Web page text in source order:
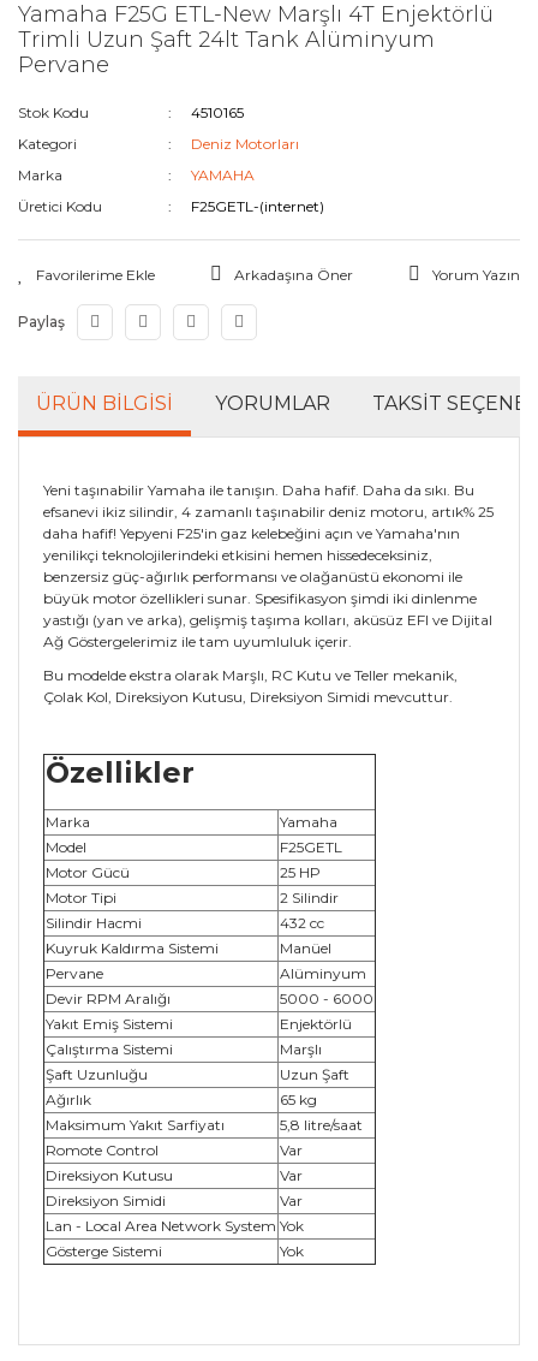
Yamaha F25G ETL-New Marşlı 4T Enjektörlü
Trimli Uzun Şaft 24lt Tank Alüminyum
Pervane
Stok Kodu
4510165
Kategori
Deniz Motorları
Marka
YAMAHA
Üretici Kodu
F25GETL-(internet)
Arkadaşına Öner Yorum Yazın
Paylaş
ÜRÜN BILGISI YORUMLAR TAKSIT
Yeni taşınabilir Yamaha ile tanışın. Daha hafif. Daha da sıkı. Bu
efsanevi ikiz silindir, 4 zamanlı taşınabilir deniz motoru, artık% 25
daha hafif! Yepyeni F25'in gaz kelebeğini açın ve Yamaha'nın
yenilikçi teknolojilerindeki etkisini hemen hissedeceksiniz,
benzersiz güç-ağırlık performansı ve olağanüstü ekonomi ile
büyük motor özellikleri sunar. Spesifikasyon şimdi iki dinlenme
yastığı (yan ve arka), gelişmiş taşıma kolları, aküsüz EFI ve Dijital
Ağ Göstergelerimiz ile tam uyumluluk içerir.
Bu modelde ekstra olarak Marşlı, RC Kutu ve Teller mekanik,
Çolak Kol, Direksiyon Kutusu, Direksiyon Simidi mevcuttur.
Özellikler
Marka
Yamaha
Model
F25GETL
Motor Gücü
25 HP
Motor Tipi
2 Silindir
Silindir Hacmi
432 cc
Kuyruk Kaldırma Sistemi
Manüel
Pervane
Alüminyum
Devir RPM Aralığı
5000 - 6000
Yakıt Emiş Sistemi
Enjektörlü
Çalıştırma Sistemi
Marşlı
Şaft Uzunluğu
Uzun Şaft
Ağırlık
65 kg
Maksimum Yakıt Sarfiyatı
5,8 litre/saat
Romote Control
Var
Direksiyon Kutusu
Var
Direksiyon Simidi
Var
Lan - Local Area Network System Yok
Gösterge Sistemi
Yok
Bu ürünün fiyat bilgisi, resim, ürün açıklamalarında ve